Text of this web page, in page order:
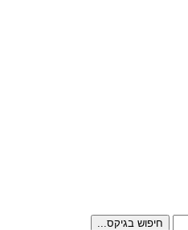
חיפוש בגיקס...